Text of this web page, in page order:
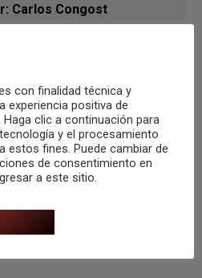
Carlos Congost
una de las
hacerse una persona.
que el nombre es una
del ser y que nos ayuda a
cómo personas. Hola!
pero me gusta que me
“Congost”.
con finalidad técnica y
experiencia positiva de
clic a continuación para
y el procesamiento
estos fines. Puede cambiar de
de consentimiento en
a este sitio.